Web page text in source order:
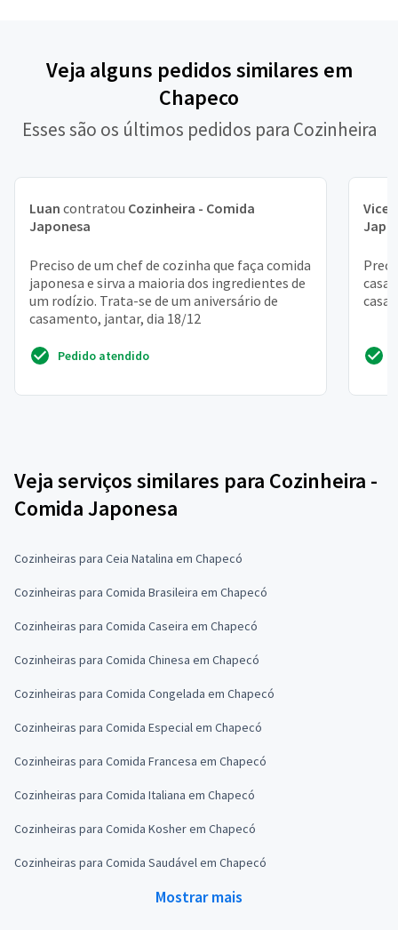
Veja alguns pedidos similares em
Chapeco
Esses são os últimos pedidos para Cozinheira
Luan contratou Cozinheira - Comida
Japonesa
Preciso de um chef de cozinha que faça comida
japonesa e sirva a maioria dos ingredientes de
um rodízio. Trata-se de um aniversário de
casamento, jantar, dia 18/12
Pedido atendido
Veja serviços similares para Cozinheira -
Comida Japonesa
Cozinheiras para Ceia Natalina em Chapecó
Cozinheiras para Comida Brasileira em Chapecó
Cozinheiras para Comida Caseira em Chapecó
Cozinheiras para Comida Chinesa em Chapecó
Cozinheiras para Comida Congelada em Chapecó
Cozinheiras para Comida Especial em Chapecó
Cozinheiras para Comida Francesa em Chapecó
Cozinheiras para Comida Italiana em Chapecó
Cozinheiras para Comida Kosher em Chapecó
Cozinheiras para Comida Saudável em Chapecó
Mostrar mais